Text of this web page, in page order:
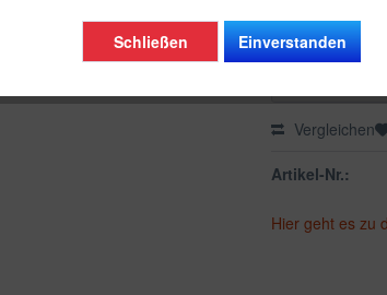
Vergleichen
Artikel-Nr.:
Hier geht es zu
Einverstanden
Schließen